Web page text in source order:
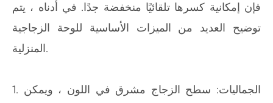
فإن إمكانية كسرها تلقائيًا منخفضة جدًا. في أدناه ، يتم
توضيح العديد من الميزات الأساسية للوحة الزجاجية
المنزلية.
1. الجماليات: سطح الزجاج مشرق في اللون ، ويمكن